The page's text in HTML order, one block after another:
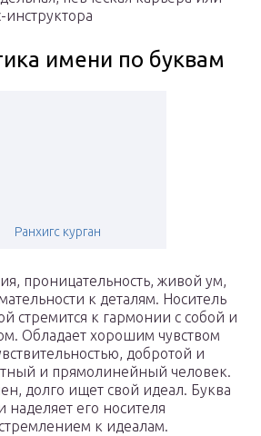
имени по буквам
Ранхигс курган
проницательность, живой ум,
к деталям. Носитель
стремится к гармонии с собой и
Обладает хорошим чувством
добротой и
и прямолинейный человек.
долго ищет свой идеал. Буква
наделяет его носителя
к идеалам.